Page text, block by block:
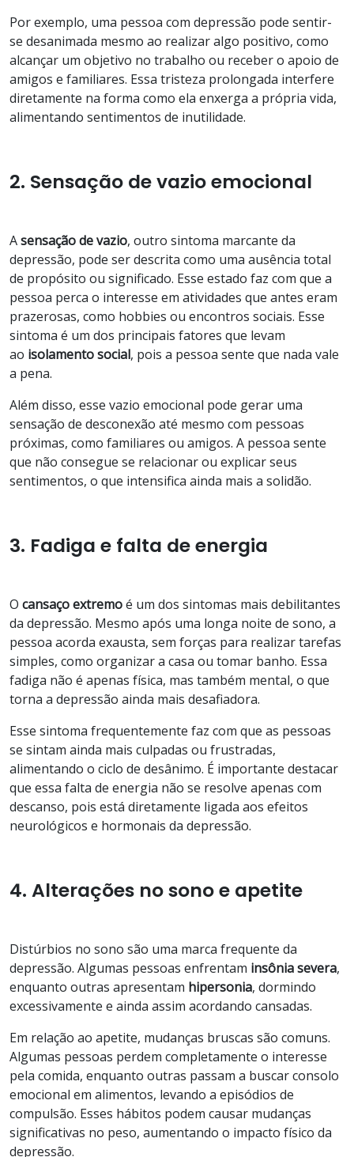
Por exemplo, uma pessoa com depressão pode sentir-
se desanimada mesmo ao realizar algo positivo, como
alcançar um objetivo no trabalho ou receber o apoio de
amigos e familiares. Essa tristeza prolongada interfere
diretamente na forma como ela enxerga a própria vida,
alimentando sentimentos de inutilidade.
2. Sensação de vazio emocional
Asensação de vazio, outro sintoma marcante da
depressão, pode ser descrita como uma ausência total
de propósito ou significado. Esse estado faz com que a
pessoa perca o interesse em atividades que antes eram
prazerosas, como hobbies ou encontros sociais. Esse
sintoma é um dos principais fatores que levam
ao isolamentosocial, pois a pessoa sente que nada vale
a pena.
Além disso, esse vazio emocional pode gerar uma
sensação de desconexão até mesmo com pessoas
próximas, como familiares ou amigos. A pessoa sente
que não consegue se relacionar ou explicar seus
sentimentos, o que intensifica ainda mais a solidão.
3. Fadiga e falta de energia
O cansaçoextremoé um dos sintomas mais debilitantes
da depressão. Mesmo após uma longa noite de sono, a
pessoa acorda exausta, sem forças para realizar tarefas
simples, como organizar a casa ou tomar banho. Essa
fadiga não é apenas física, mas também mental, o que
torna a depressão ainda mais desafiadora.
Esse sintoma frequentemente faz com que as pessoas
se sintam ainda mais culpadas ou frustradas,
alimentando o ciclo de desânimo. É importante destacar
que essa falta de energia não se resolve apenas com
descanso, pois está diretamente ligada aos efeitos
neurológicos e hormonais da depressão.
4. Alterações no sono e apetite
Distúrbios no sono são uma marca frequente da
depressão. Algumas pessoas enfrentam insôniasevera,
enquanto outras apresentam hipersonia, dormindo
excessivamente e ainda assim acordando cansadas.
Em relação ao apetite, mudanças bruscas são comuns.
Algumas pessoas perdem completamente o interesse
pela comida, enquanto outras passam a buscar consolo
emocional em alimentos, levando a episódios de
compulsão. Esses hábitos podem causar mudanças
significativas no peso, aumentando o impacto físico da
depressão.